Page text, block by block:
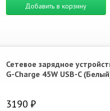
Добавить в корзину
Сетевое зарядное
G-Charge 45W USB-C
3190 ₽